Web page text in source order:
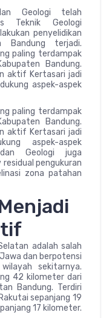
Geologi telah
Teknik Geologi
penyelidikan
Bandung terjadi.
paling terdampak
Bandung.
aktif Kertasari jadi
aspek-aspek
paling terdampak
Bandung.
aktif Kertasari jadi
aspek-aspek
Geologi juga
pengukuran
zona patahan
adalah salah
dan berpotensi
sekitarnya.
42 kilometer dari
Bandung. Terdiri
sepanjang 19
17 kilometer.